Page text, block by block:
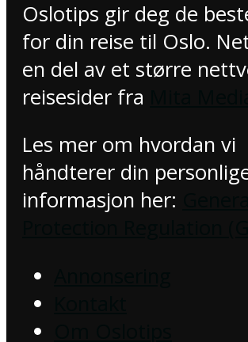
Oslotips gir deg de
for din reise til Oslo.
en del av et større
reisesider fra
Les mer om hvordan vi
håndterer din
informasjon her: